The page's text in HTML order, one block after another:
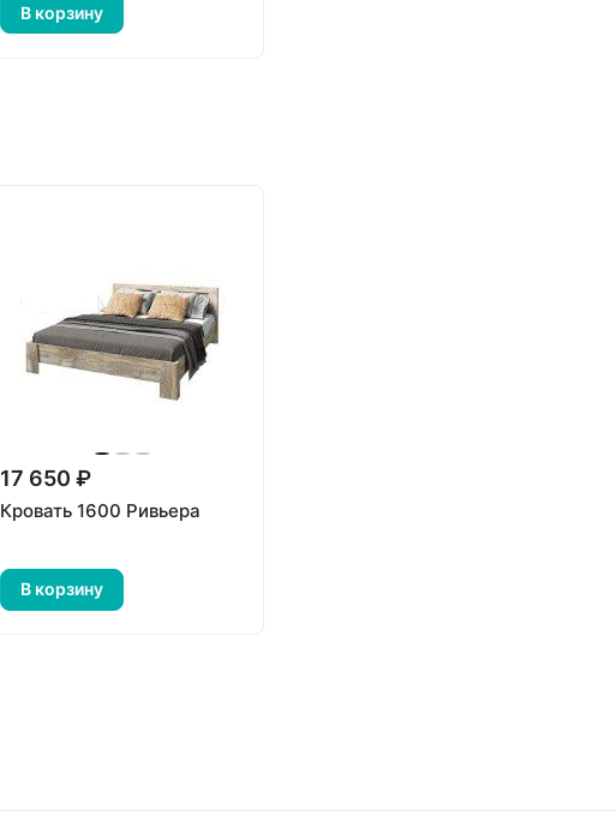
В корзину
17 650 ₽
Кровать 1600 Ривьера
В корзину